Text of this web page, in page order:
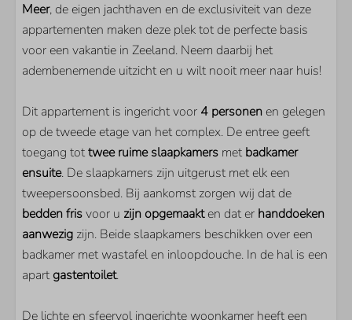
BUITEN
Parkeerplaats bij woning
Berging voor uw fietsen
Eigen aanlegsteiger
KEUKEN
Koel/vriescombinatie
Nespresso machine
Combimagnetron
Quooker
LIGGING
Direct aan het Veerse Meer
Meer, de eigen jachthaven en de exclusiviteit van deze
appartementen maken deze plek tot de perfecte basis
voor een vakantie in Zeeland. Neem daarbij het
adembenemende uitzicht en u wilt nooit meer naar huis!
Dit appartement is ingericht voor 4 personen en gelegen
op de tweede etage van het complex. De entree geeft
toegang tottwee ruime slaapkamers metbadkamer
ensuite. De slaapkamers zijn uitgerust met elk een
tweepersoonsbed. Bij aankomst zorgen wij dat de
bedden frisvoor u zijn opgemaakten dat er handdoeken
aanwezig zijn. Beide slaapkamers beschikken over een
badkamer met wastafel en inloopdouche. In de hal is een
apartgastentoilet.
De lichte en sfeervol ingerichte woonkamer heeft een